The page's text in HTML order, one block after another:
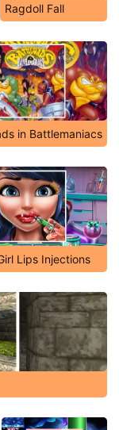
Ragdoll Fall
in Battlemaniacs
Lips Injections